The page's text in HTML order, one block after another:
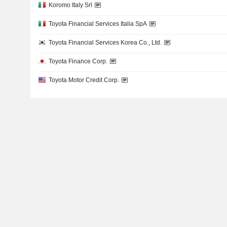
Koromo Italy Srl
Toyota Financial Services Italia SpA
Toyota Financial Services Korea Co., Ltd.
Toyota Finance Corp.
Toyota Motor Credit Corp.